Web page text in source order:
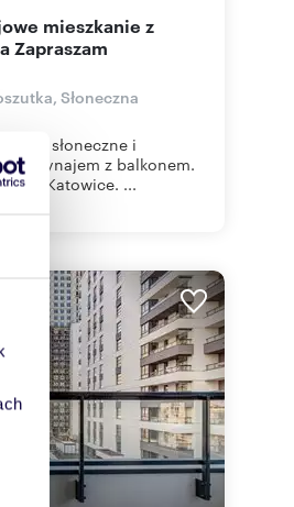
Zapraszam
Słoneczna
słoneczne i
na wynajem z balkonem.
Katowice. ...